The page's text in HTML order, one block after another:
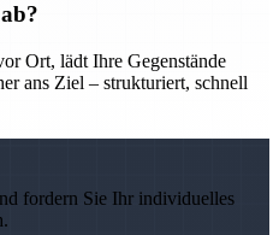
Ort, lädt Ihre Gegenstände
ans Ziel – strukturiert, schnell
fordern Sie Ihr individuelles